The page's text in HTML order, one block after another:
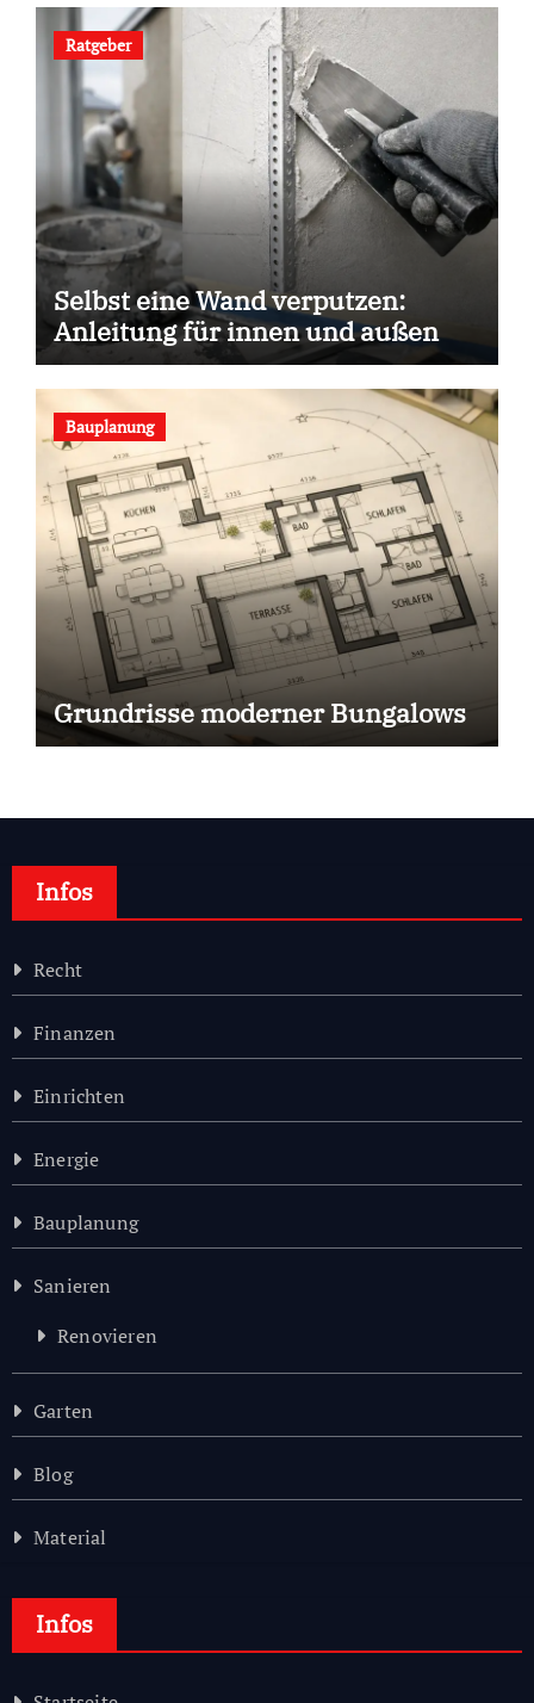
Ratgeber
Selbst eine Wand verputzen:
Anleitung für innen und außen
Bauplanung
Grundrisse moderner Bungalows
Infos
Recht
Finanzen
Einrichten
Energie
Bauplanung
Sanieren
Renovieren
Garten
Blog
Material
Infos